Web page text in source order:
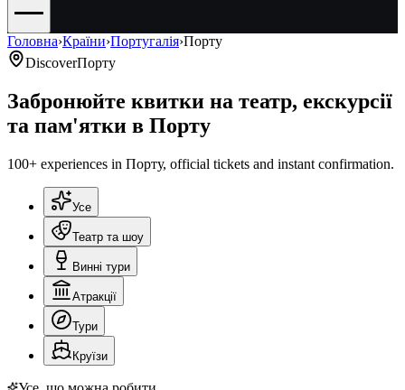
Головна›Країни›Португалія›Порту
DiscoverПорту
Забронюйте квитки на театр, екскурсії
та пам'ятки в Порту
100+ experiences in Порту, official tickets and instant confirmation.
Усе
Театр та шоу
Винні тури
Атракції
Тури
Круїзи